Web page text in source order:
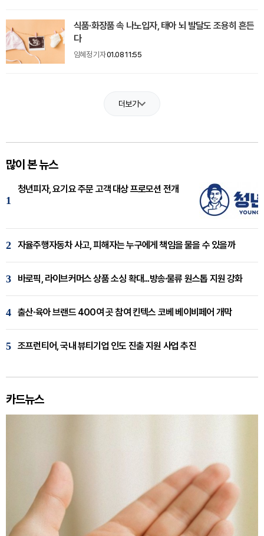
식품·화장품 속 나노입자, 태아 뇌 발달도 조용히 흔든
다
임혜정 기자01.08 11:55
더보기
많이 본 뉴스
1
청년피자, 요기요 주문 고객 대상 프로모션 전개
2 자율주행자동차 사고, 피해자는 누구에게 책임을 물을 수 있을까
3 바로픽, 라이브커머스 상품 소싱 확대...방송·물류 원스톱 지원 강화
4 출산·육아 브랜드 400여 곳 참여 킨텍스 코베 베이비페어 개막
5 조프런티어, 국내 뷰티기업 인도 진출 지원 사업 추진
카드뉴스